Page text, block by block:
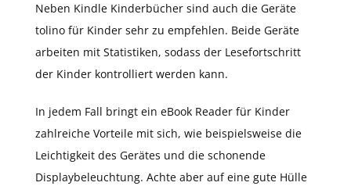
Neben Kindle Kinderbücher sind auch die Geräte
tolino für Kinder sehr zu empfehlen. Beide Geräte
arbeiten mit Statistiken, sodass der Lesefortschritt
der Kinder kontrolliert werden kann.
In jedem Fall bringt ein eBook Reader für Kinder
zahlreiche Vorteile mit sich, wie beispielsweise die
Leichtigkeit des Gerätes und die schonende
Displaybeleuchtung. Achte aber auf eine gute Hülle